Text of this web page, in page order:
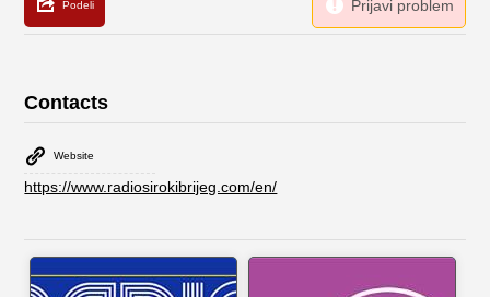
Contacts
Website
https://www.radiosirokibrijeg.com/en/